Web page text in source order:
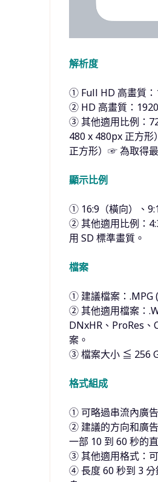
解析度
① Full HD 高畫質
② HD 高畫質：
③ 其他適用比例：
480 x 480px 正方
正方形）☞ 為取得
顯示比例
① 16:9（橫向）、
② 其他適用比例：
用 SD 標準畫質。
檔案
① 建議檔案：.MPG
② 其他適用檔案：
DNxHR、ProRes
案。
③ 檔案大小 ≦ 256
格式組成
① 可略過串流內廣
② 建議的方向和廣
一部 10 到 60 秒的
③ 其他適用格式：
④ 長度 60 秒到 3 分